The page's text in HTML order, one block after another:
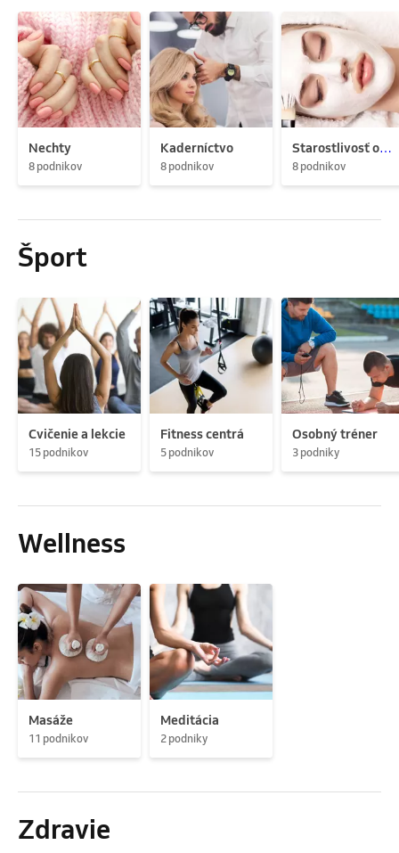
Nechty
8 podnikov
Kaderníctvo
8 podnikov
Starostlivosť o pleť
8 podnikov
Šport
Cvičenie a lekcie
15 podnikov
Fitness centrá
5 podnikov
Osobný tréner
3 podniky
Wellness
Masáže
11 podnikov
Meditácia
2 podniky
Zdravie